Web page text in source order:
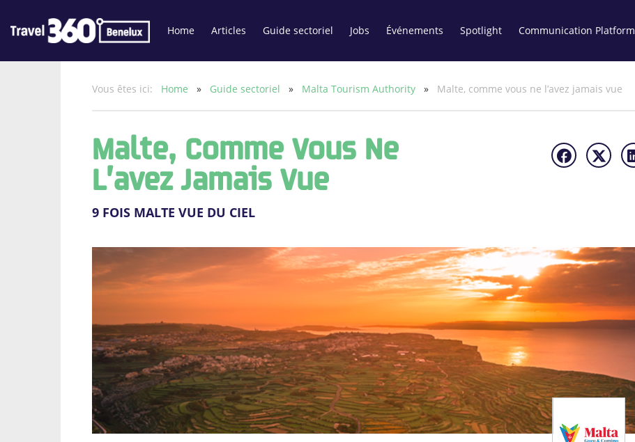
Home Articles Guide sectoriel Jobs Événements Spotlight Communication Platform
Vous êtes ici: Home » Guide sectoriel » Malta Tourism Authority » Malte, comme vous ne l’avez jamais vue
Malte, Comme Vous Ne
L’avez Jamais Vue
9 FOIS MALTE VUE DU CIEL